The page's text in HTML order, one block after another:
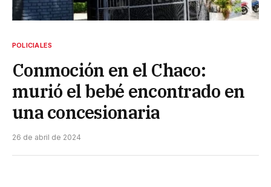
POLICIALES
Conmoción en el Chaco:
murió el bebé encontrado en
una concesionaria
26 de abril de 2024